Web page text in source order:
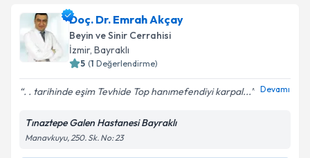
Prof. Dr. Mehmet Şenoğluiçin randevu takvimi
talebi oluşturun. Size bu uzmandan randevu almanız
için bir takvim hazırlandığında e-posta ile
bilgilendireceğiz.
E-posta Adresiniz
Doç. Dr. Emrah Akçay
Beyin ve Sinir Cerrahisi
İzmir, Bayraklı
5 (1 Değerlendirme)
. . tarihinde eşim Tevhide Top hanımefendiyi karpal... Devamı
Tınaztepe Galen Hastanesi Bayraklı
Manavkuyu, 250. Sk. No: 23